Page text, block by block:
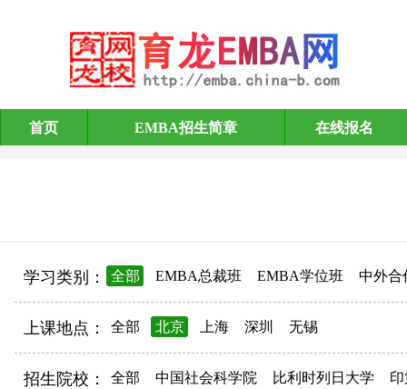
EMBA招生简章
首页 EMBA招生简章 在线报名
学习类别： 全部 EMBA总裁班 EMBA学位班 中外合
上课地点： 全部 北京 上海 深圳 无锡
招生院校： 全部 中国社会科学院 比利时列日大学